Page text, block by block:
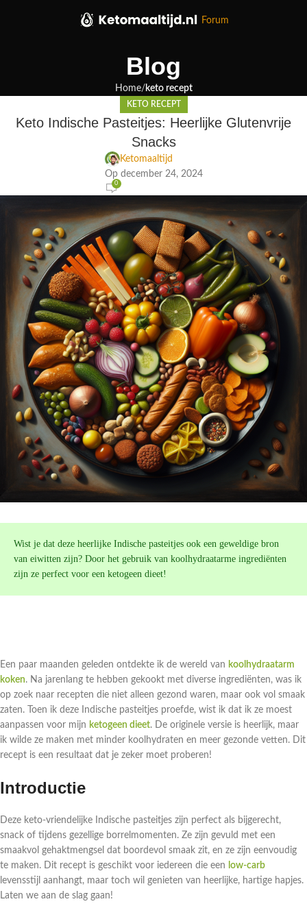
Forum
Blog
Home keto recept
KETO RECEPT
Keto Indische Pasteitjes: Heerlijke Glutenvrije
Snacks
Ketomaaltijd
Op december 24, 2024
0
Wist je dat deze heerlijke Indische pasteitjes ook een geweldige bron
van eiwitten zijn? Door het gebruik van koolhydraatarme ingrediënten
zijn ze perfect voor een ketogeen dieet!
Een paar maanden geleden ontdekte ik de wereld van koolhydraatarm
koken. Na jarenlang te hebben gekookt met diverse ingrediënten, was ik
op zoek naar recepten die niet alleen gezond waren, maar ook vol smaak
zaten. Toen ik deze Indische pasteitjes proefde, wist ik dat ik ze moest
aanpassen voor mijn ketogeen dieet. De originele versie is heerlijk, maar
ik wilde ze maken met minder koolhydraten en meer gezonde vetten. Dit
recept is een resultaat dat je zeker moet proberen!
Introductie
Deze keto-vriendelijke Indische pasteitjes zijn perfect als bijgerecht,
snack of tijdens gezellige borrelmomenten. Ze zijn gevuld met een
smaakvol gehaktmengsel dat boordevol smaak zit, en ze zijn eenvoudig
te maken. Dit recept is geschikt voor iedereen die een low-carb
levensstijl aanhangt, maar toch wil genieten van heerlijke, hartige hapjes.
Laten we aan de slag gaan!